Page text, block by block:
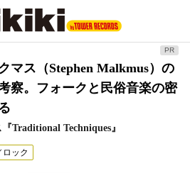
マス（Stephen Malkmus）の
察。フォークと民俗音楽の密
Traditional Techniques』
ック